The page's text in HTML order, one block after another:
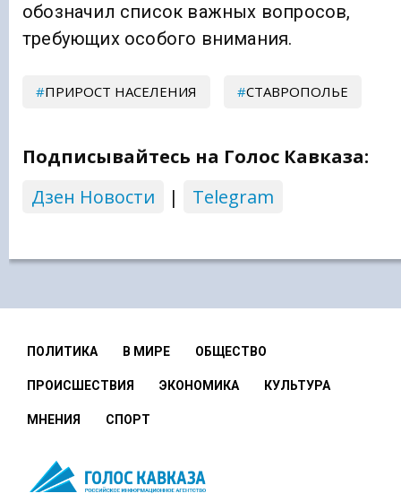
обозначил список важных вопросов,
требующих особого внимания.
ПРИРОСТ НАСЕЛЕНИЯ СТАВРОПОЛЬЕ
Подписывайтесь на Голос Кавказа:
Дзен Новости
| Telegram
ПОЛИТИКА В МИРЕ ОБЩЕСТВО
ПРОИСШЕСТВИЯ ЭКОНОМИКА КУЛЬТУРА
МНЕНИЯ СПОРТ